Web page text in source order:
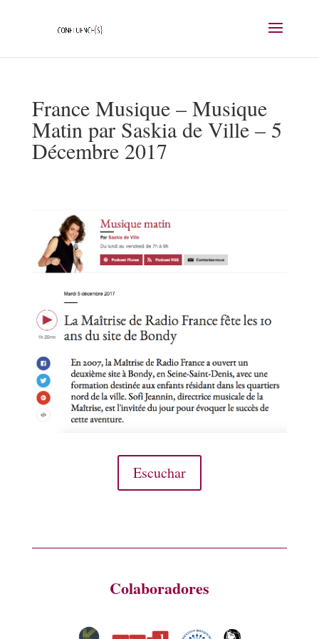
France Musique – Musique
Matin par Saskia de Ville – 5
Décembre 2017
Escuchar
Colaboradores